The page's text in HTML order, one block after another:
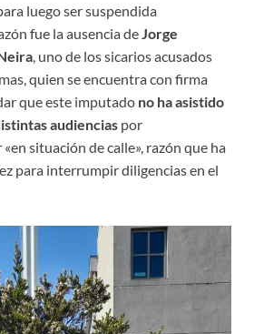
luego ser suspendida
fue la ausencia deJorge
, uno de los sicarios acusados
quien se encuentra con firma
que este imputado no ha asistido
audiencias por
situación de calle», razón que ha
para interrumpir diligencias en el